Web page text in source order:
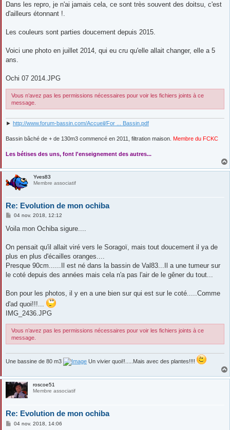
e
Dans les repro, je n'ai jamais cela, ce sont très souvent des doitsu, c'est
d'ailleurs étonnant !.
Les couleurs sont parties doucement depuis 2015.
Voici une photo en juillet 2014, qui eu cru qu'elle allait changer, elle a 5
ans.
Ochi 07 2014.JPG
Vous n’avez pas les permissions nécessaires pour voir les fichiers joints à ce
message.
► http://www.forum-bassin.com/Accueil/For ... Bassin.pdf
Bassin bâché de + de 130m3 commencé en 2011, filtration maison. Membre du FCKC
Les bétises des uns, font l'enseignement des autres...
Yves83
Membre associatif
Re: Evolution de mon ochiba
M
s
g
04 nov. 2018, 12:12
Voila mon Ochiba sigure....
On pensait qu'il allait viré vers le Soragoï, mais tout doucement il ya de
plus en plus d'écailles oranges....
Presque 90cm......Il est né dans la bassin de Val83...Il a une tumeur sur
le coté depuis des années mais cela n'a pas l'air de le gêner du tout...
Bon pour les photos, il y en a une bien sur qui est sur le coté.....Comme
d'ad quoi!!!...
IMG_2436.JPG
Vous n’avez pas les permissions nécessaires pour voir les fichiers joints à ce
message.
Une bassine de 80 m3 Un vivier quoi!!.....Mais avec des plantes!!!!
roscoe51
Membre associatif
Re: Evolution de mon ochiba
M04 nov. 2018, 14:06